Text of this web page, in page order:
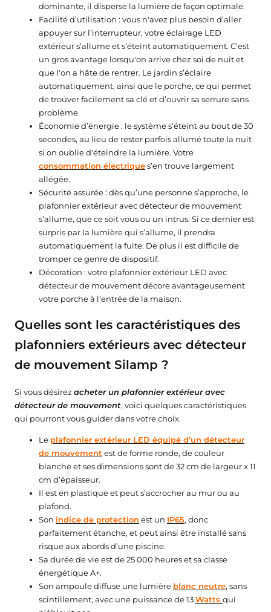
dominante, il disperse la lumière de façon optimale.
Facilité d’utilisation : vous n'avez plus besoin d’aller
appuyer sur l’interrupteur, votre éclairage LED
extérieur s’allume et s’éteint automatiquement. C’est
un gros avantage lorsqu'on arrive chez soi de nuit et
que l'on a hâte de rentrer. Le jardin s’éclaire
automatiquement, ainsi que le porche, ce qui permet
de trouver facilement sa clé et d’ouvrir sa serrure sans
problème.
Économie d’énergie : le système s’éteint au bout de 30
secondes, au lieu de rester parfois allumé toute la nuit
si on oublie d'éteindre la lumière. Votre
consommation électriques’en trouve largement
allégée.
Sécurité assurée : dès qu’une personne s’approche, le
plafonnier extérieur avec détecteur de mouvement
s’allume, que ce soit vous ou un intrus. Si ce dernier est
surpris par la lumière qui s’allume, il prendra
automatiquement la fuite. De plus il est difficile de
tromper ce genre de dispositif.
Décoration : votre plafonnier extérieur LED avec
détecteur de mouvement décore avantageusement
votre porche à l’entrée de la maison.
Quelles sont les caractéristiques des
plafonniers extérieurs avec détecteur
de mouvement Silamp ?
Si vous désirez acheter un plafonnier extérieur avec
détecteur de mouvement, voici quelques caractéristiques
qui pourront vous guider dans votre choix.
Le plafonnier extérieur LED équipé d’un détecteur
de mouvement est de forme ronde, de couleur
blanche et ses dimensions sont de 32 cm de largeur x 11
cm d’épaisseur.
Il est en plastique et peut s’accrocher au mur ou au
plafond.
Son indice de protection est un IP65, donc
parfaitement étanche, et peut ainsi être installé sans
risque aux abords d’une piscine.
Sa durée de vie est de 25 000 heures et sa classe
énergétique A+.
Son ampoule diffuse une lumière blanc neutre, sans
scintillement, avec une puissance de 13Watts qui